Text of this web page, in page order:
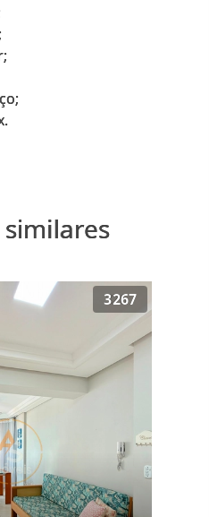
3267